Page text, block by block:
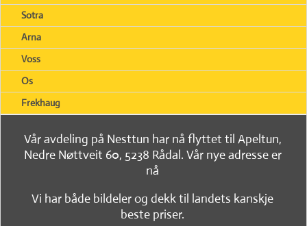
Sotra
Arna
Voss
Os
Frekhaug
Vår avdeling på Nesttun har nå flyttet til Apeltun,
Nedre Nøttveit 60, 5238 Rådal. Vår nye adresse er
nå
Vi har både bildeler og dekk til landets kanskje
beste priser.